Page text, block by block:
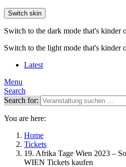
Switch skin
Switch to the dark mode that's kinder
Switch to the light mode that's kinder
Latest
Menu
Search
Search for:
You are here:
Home
Tickets
19. Afrika Tage Wien 2023 –
WIEN Tickets kaufen